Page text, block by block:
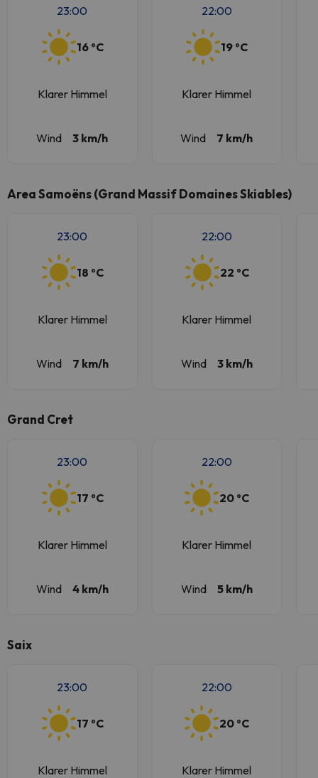
23:00
16 ºC
Klarer Himmel
Wind 3 km/h
22:00
19 ºC
Klarer Himmel
Wind 7 km/h
Area Samoëns (Grand Massif Domaines Skiables)
23:00
18 ºC
Klarer Himmel
Wind 7 km/h
22:00
22 ºC
Klarer Himmel
Wind 3 km/h
Grand Cret
23:00
17 ºC
Klarer Himmel
Wind 4 km/h
22:00
20 ºC
Klarer Himmel
Wind 5 km/h
Saix
23:00
17 ºC
Klarer Himmel
22:00
20 ºC
Klarer Himmel